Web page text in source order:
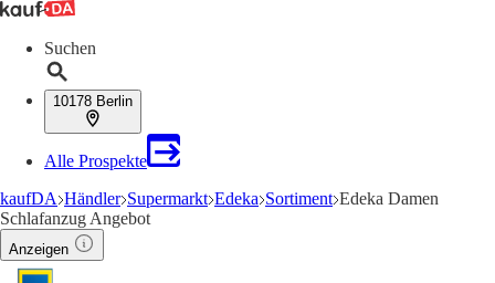
Suchen
10178 Berlin
Alle Prospekte
kaufDA Händler Supermarkt Edeka Sortiment Edeka Damen
Schlafanzug Angebot
Anzeigen